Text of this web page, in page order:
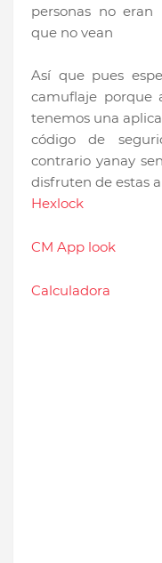
personas no eran
que no vean
Así que pues
camuflaje porque
tenemos una
código de
contrario yanay
disfruten de estas
Hexlock
CM App look
Calculadora